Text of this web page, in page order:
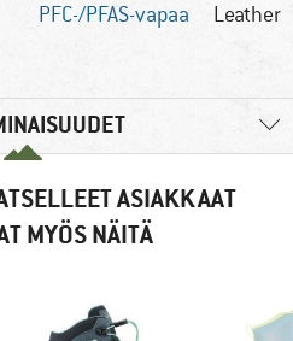
PFC-/PFAS-vapaa
ASIAKKAAT
MYÖS NÄITÄ